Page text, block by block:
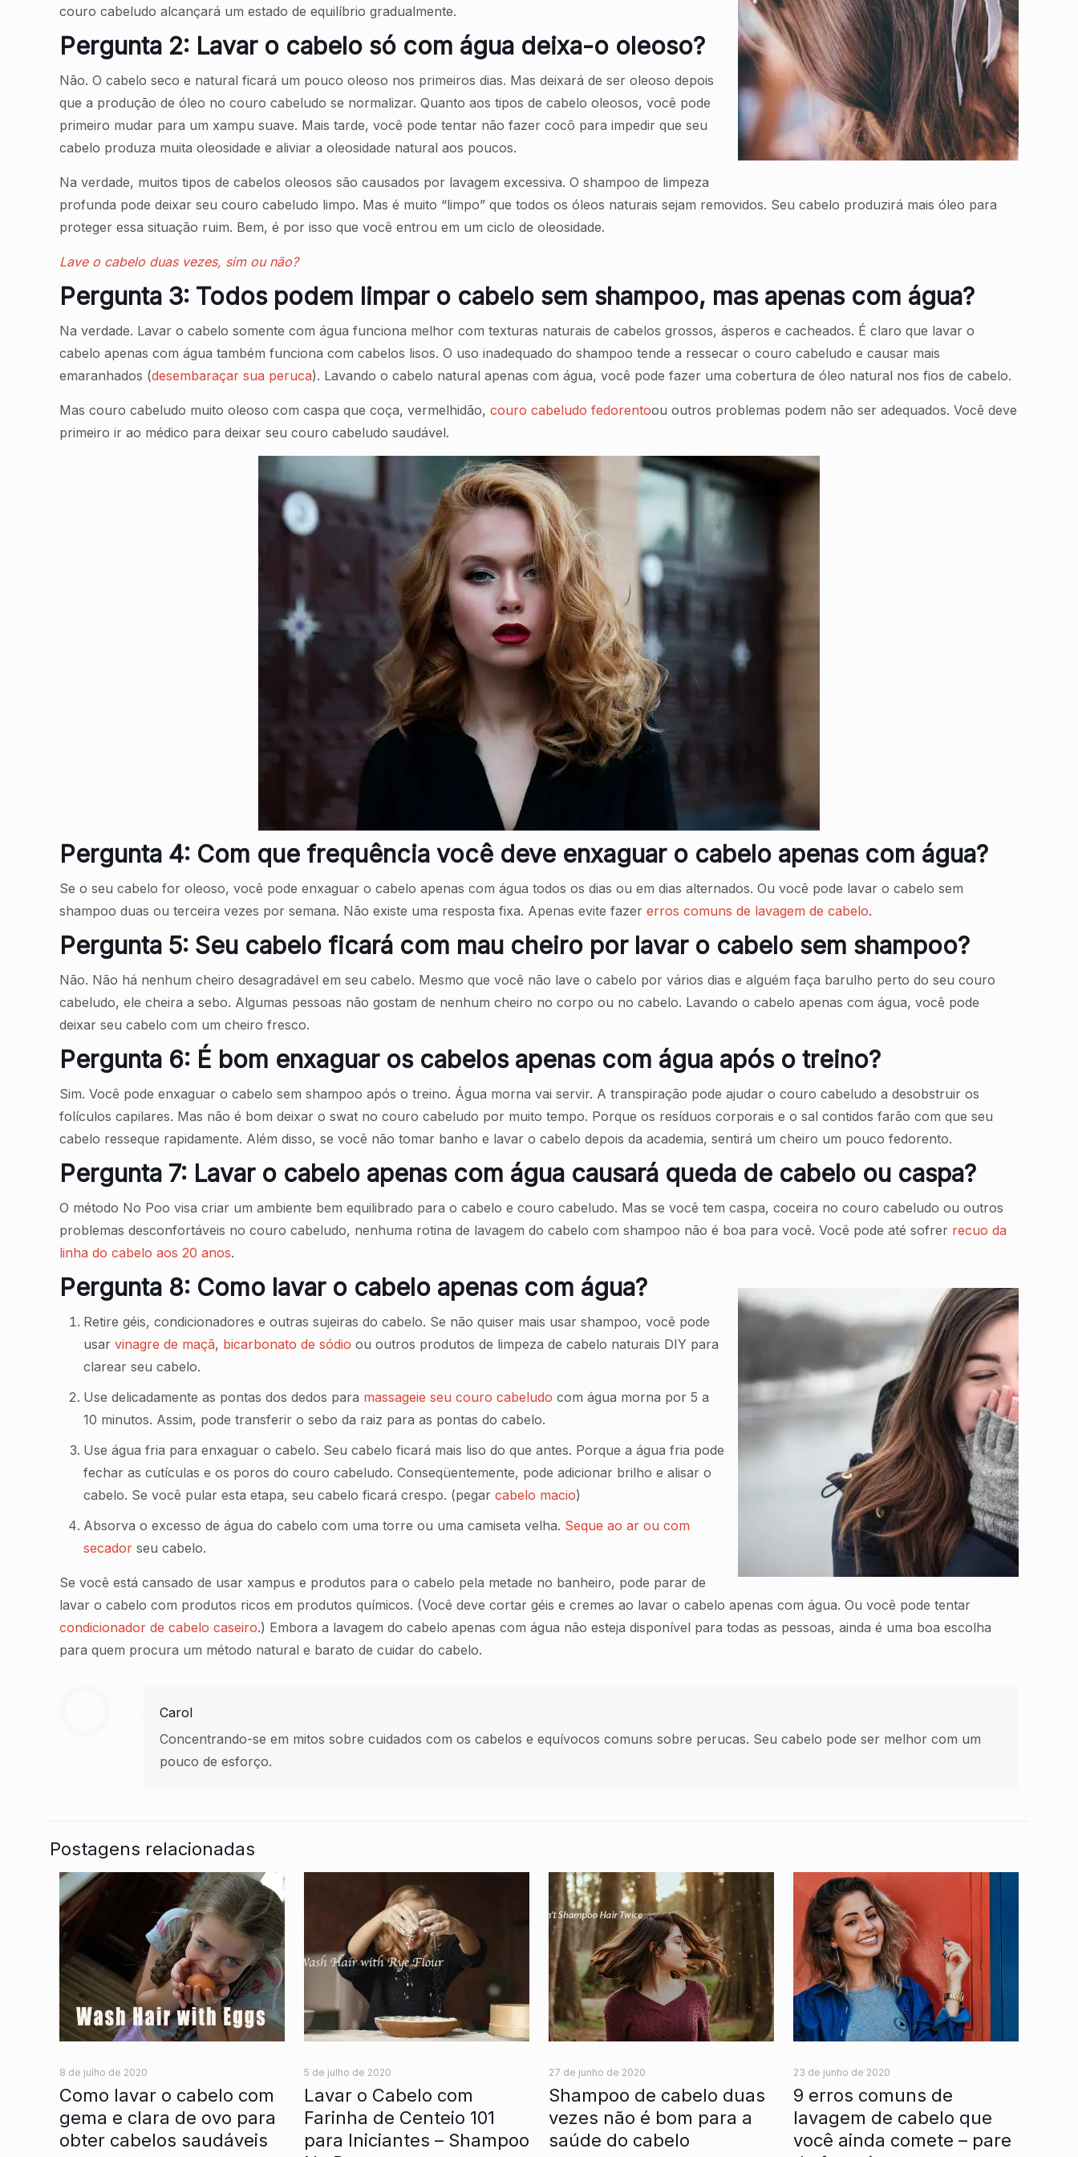
couro cabeludo alcançará um estado de equilíbrio gradualmente.
Pergunta 2: Lavar o cabelo só com água deixa-o oleoso?
Não. O cabelo seco e natural ficará um pouco oleoso nos primeiros dias. Mas deixará de ser oleoso depois
que a produção de óleo no couro cabeludo se normalizar. Quanto aos tipos de cabelo oleosos, você pode
primeiro mudar para um xampu suave. Mais tarde, você pode tentar não fazer cocô para impedir que seu
cabelo produza muita oleosidade e aliviar a oleosidade natural aos poucos.
Na verdade, muitos tipos de cabelos oleosos são causados por lavagem excessiva. O shampoo de limpeza
profunda pode deixar seu couro cabeludo limpo. Mas é muito “limpo” que todos os óleos naturais sejam removidos. Seu cabelo produzirá mais óleo para
proteger essa situação ruim. Bem, é por isso que você entrou em um ciclo de oleosidade.
Lave o cabelo duas vezes, sim ou não?
Pergunta 3: Todos podem limpar o cabelo sem shampoo, mas apenas com água?
Na verdade. Lavar o cabelo somente com água funciona melhor com texturas naturais de cabelos grossos, ásperos e cacheados. É claro que lavar o
cabelo apenas com água também funciona com cabelos lisos. O uso inadequado do shampoo tende a ressecar o couro cabeludo e causar mais
emaranhados (desembaraçar sua peruca). Lavando o cabelo natural apenas com água, você pode fazer uma cobertura de óleo natural nos fios de cabelo.
Mas couro cabeludo muito oleoso com caspa que coça, vermelhidão,couro cabeludo fedorentoou outros problemas podem não ser adequados. Você deve
primeiro ir ao médico para deixar seu couro cabeludo saudável.
Pergunta 4: Com que frequência você deve enxaguar o cabelo apenas com água?
Se o seu cabelo for oleoso, você pode enxaguar o cabelo apenas com água todos os dias ou em dias alternados. Ou você pode lavar o cabelo sem
shampoo duas ou terceira vezes por semana. Não existe uma resposta fixa. Apenas evite fazererros comuns de lavagem de cabelo.
Pergunta 5: Seu cabelo ficará com mau cheiro por lavar o cabelo sem shampoo?
Não. Não há nenhum cheiro desagradável em seu cabelo. Mesmo que você não lave o cabelo por vários dias e alguém faça barulho perto do seu couro
cabeludo, ele cheira a sebo. Algumas pessoas não gostam de nenhum cheiro no corpo ou no cabelo. Lavando o cabelo apenas com água, você pode
deixar seu cabelo com um cheiro fresco.
Pergunta 6: É bom enxaguar os cabelos apenas com água após o treino?
Sim. Você pode enxaguar o cabelo sem shampoo após o treino. Água morna vai servir. A transpiração pode ajudar o couro cabeludo a desobstruir os
folículos capilares. Mas não é bom deixar o swat no couro cabeludo por muito tempo. Porque os resíduos corporais e o sal contidos farão com que seu
cabelo resseque rapidamente. Além disso, se você não tomar banho e lavar o cabelo depois da academia, sentirá um cheiro um pouco fedorento.
Pergunta 7: Lavar o cabelo apenas com água causará queda de cabelo ou caspa?
O método No Poo visa criar um ambiente bem equilibrado para o cabelo e couro cabeludo. Mas se você tem caspa, coceira no couro cabeludo ou outros
problemas desconfortáveis no couro cabeludo, nenhuma rotina de lavagem do cabelo com shampoo não é boa para você. Você pode até sofrer recuo da
linha do cabelo aos 20 anos.
Pergunta 8: Como lavar o cabelo apenas com água?
Retire géis, condicionadores e outras sujeiras do cabelo. Se não quiser mais usar shampoo, você pode
usarvinagre de maçã, bicarbonato de sódio ou outros produtos de limpeza de cabelo naturais DIY para
clarear seu cabelo.
Use delicadamente as pontas dos dedos para massageie seu couro cabeludo com água morna por 5 a
10 minutos. Assim, pode transferir o sebo da raiz para as pontas do cabelo.
Use água fria para enxaguar o cabelo. Seu cabelo ficará mais liso do que antes. Porque a água fria pode
fechar as cutículas e os poros do couro cabeludo. Conseqüentemente, pode adicionar brilho e alisar o
cabelo. Se você pular esta etapa, seu cabelo ficará crespo. (pegarcabelo macio)
Absorva o excesso de água do cabelo com uma torre ou uma camiseta velha. Seque ao ar ou com
secador seu cabelo.
Se você está cansado de usar xampus e produtos para o cabelo pela metade no banheiro, pode parar de
lavar o cabelo com produtos ricos em produtos químicos. (Você deve cortar géis e cremes ao lavar o cabelo apenas com água. Ou você pode tentar
condicionador de cabelo caseiro.) Embora a lavagem do cabelo apenas com água não esteja disponível para todas as pessoas, ainda é uma boa escolha
para quem procura um método natural e barato de cuidar do cabelo.
Carol
Concentrando-se em mitos sobre cuidados com os cabelos e equívocos comuns sobre perucas. Seu cabelo pode ser melhor com um
pouco de esforço.
Postagens relacionadas
8 de julho de 2020
Como lavar o cabelo com
gema e clara de ovo para
obter cabelos saudáveis
5 de julho de 2020
Lavar o Cabelo com
Farinha de Centeio 101
para Iniciantes – Shampoo
27 de junho de 2020
Shampoo de cabelo duas
vezes não é bom para a
saúde do cabelo
23 de junho de 2020
9 erros comuns de
lavagem de cabelo que
você ainda comete – pare